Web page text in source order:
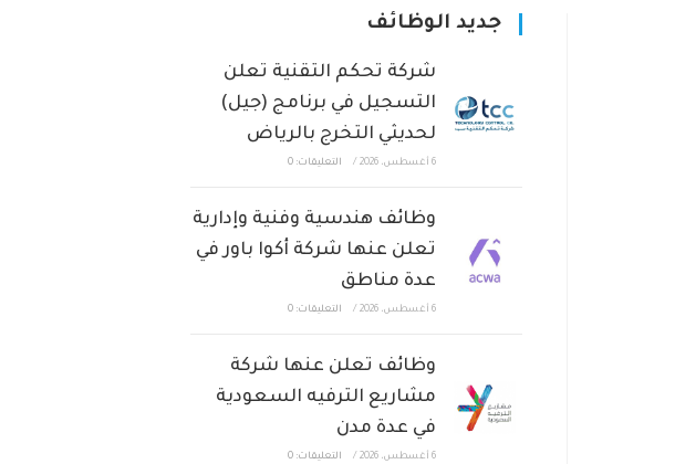
جديد الوظائف
شركة تحكم التقنية تعلن
التسجيل في برنامج (جيل)
لحديثي التخرج بالرياض
6 أغسطس، 2026 / التعليقات: 0
وظائف هندسية وفنية وإدارية
تعلن عنها شركة أكوا باور في
عدة مناطق
6 أغسطس، 2026 / التعليقات: 0
وظائف تعلن عنها شركة
مشاريع الترفيه السعودية
في عدة مدن
6 أغسطس، 2026 / التعليقات: 0